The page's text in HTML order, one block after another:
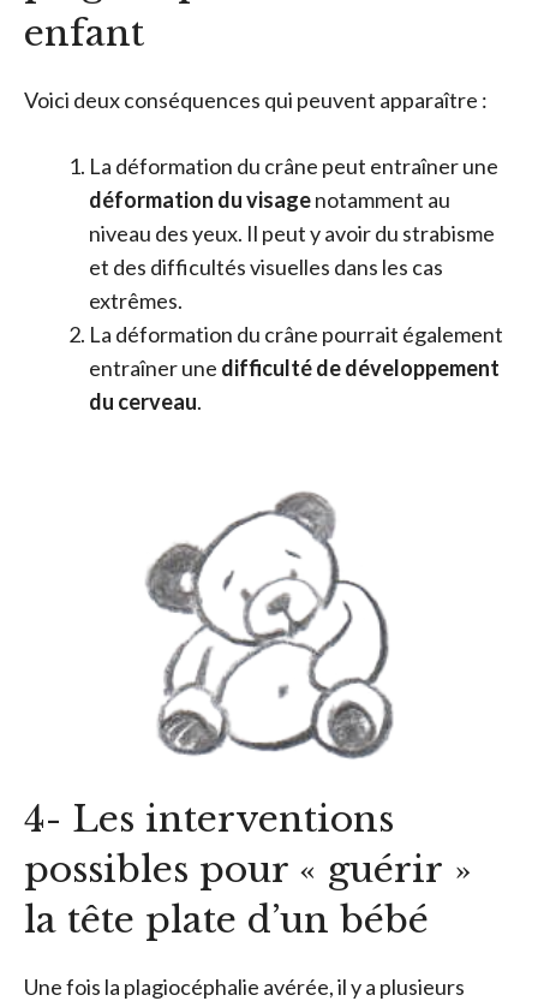
enfant
Voici deux conséquences qui peuvent apparaître :
La déformation du crâne peut entraîner une
déformation du visagenotamment au
niveau des yeux. Il peut y avoir du strabisme
et des difficultés visuelles dans les cas
extrêmes.
La déformation du crâne pourrait également
entraîner une difficulté de développement
du cerveau.
4- Les interventions
possibles pour « guérir »
la tête plate d’un bébé
Une fois la plagiocéphalie avérée, il y a plusieurs